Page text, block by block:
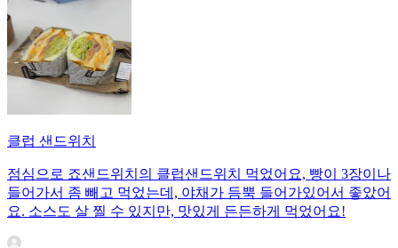
클럽 샌드위치
점심으로 죠샌드위치의 클럽샌드위치 먹었어요, 빵이 3장이나
들어가서 좀 빼고 먹었는데, 야채가 듬뿍 들어가있어서 좋았어
요. 소스도 살 찔 수 있지만, 맛있게 든든하게 먹었어요!